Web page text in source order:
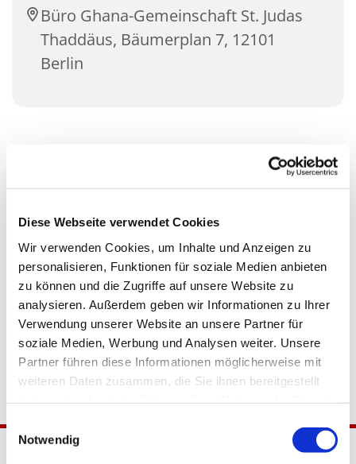
Diese Webseite verwendet Cookies
Wir verwenden Cookies, um Inhalte und Anzeigen zu
personalisieren, Funktionen für soziale Medien anbieten
zu können und die Zugriffe auf unsere Website zu
analysieren. Außerdem geben wir Informationen zu Ihrer
Verwendung unserer Website an unsere Partner für
soziale Medien, Werbung und Analysen weiter. Unsere
Partner führen diese Informationen möglicherweise mit
weiteren Daten zusammen, die Sie ihnen bereitgestellt
Einwilligungsauswahl
Notwendig
Büro Ghana-Gemeinschaft St. Judas
Thaddäus, Bäumerplan 7, 12101
Berlin